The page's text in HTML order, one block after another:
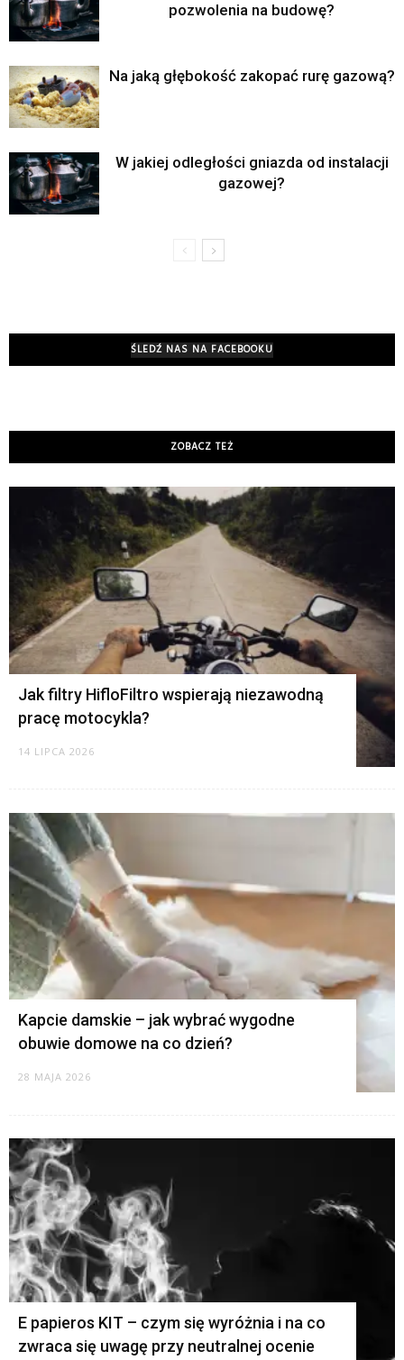
pozwolenia na budowę?
Na jaką głębokość zakopać rurę gazową?
W jakiej odległości gniazda od instalacji
gazowej?
ŚLEDŹ NAS NA FACEBOOKU
ZOBACZ TEŻ
Jak filtry HifloFiltro wspierają niezawodną
pracę motocykla?
14 LIPCA 2026
Kapcie damskie – jak wybrać wygodne
obuwie domowe na co dzień?
28 MAJA 2026
E papieros KIT – czym się wyróżnia i na co
zwraca się uwagę przy neutralnej ocenie